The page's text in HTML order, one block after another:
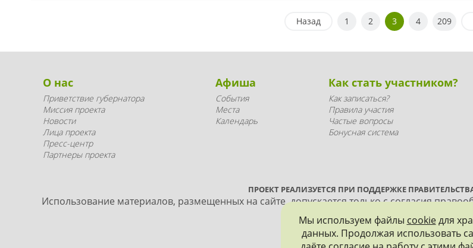
Назад 1 2 3 4 209
О нас
Приветствие губернатора
Миссия проекта
Новости
Лица проекта
Пресс-центр
Партнеры проекта
Афиша
События
Места
Календарь
Как стать участником?
Как записаться?
Правила участия
Частые вопросы
Бонусная система
ПРОЕКТ РЕАЛИЗУЕТСЯ ПРИ ПОДДЕРЖКЕ
Использование материалов, размещенных на сайте, допускается только с согласия
Мы используем файлы cookieдля
данных. Продолжая использовать